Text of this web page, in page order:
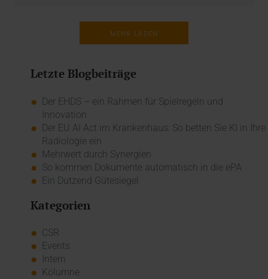
MEHR LADEN
Letzte Blogbeiträge
Der EHDS – ein Rahmen für Spielregeln und
Innovation
Der EU AI Act im Krankenhaus: So betten Sie KI in Ihre
Radiologie ein
Mehrwert durch Synergien
So kommen Dokumente automatisch in die ePA
Ein Dutzend Gütesiegel
Kategorien
CSR
Events
Intern
Kolumne